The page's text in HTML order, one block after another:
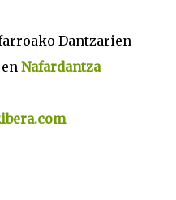
Dantzarien
Nafardantza